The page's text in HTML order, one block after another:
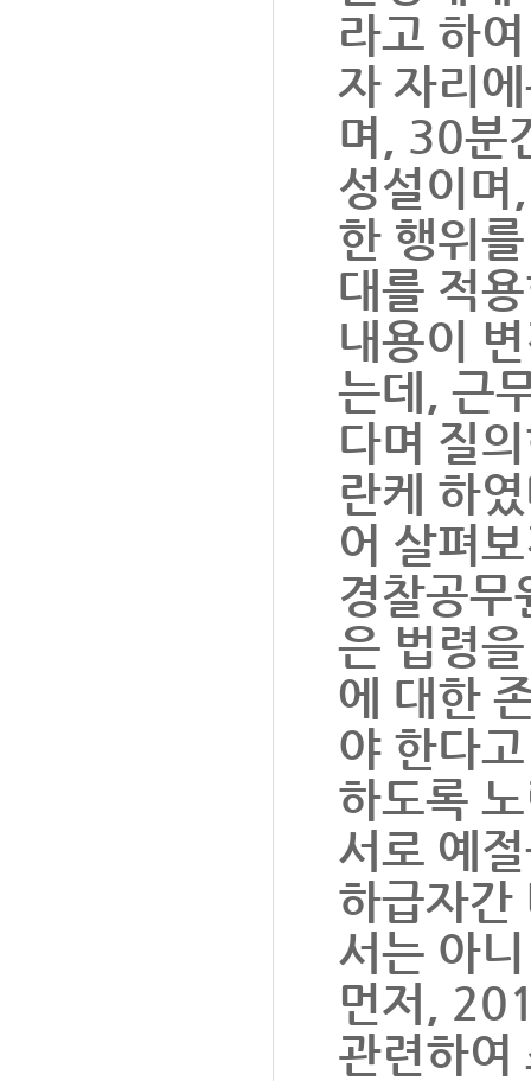
라고 하
자 자리
며, 30분
성설이며
한 행위
대를 적
내용이
는데, 근
다며 질
란케 하
어 살펴
경찰공
은 법령
에 대한
야 한다
하도록
서로 예
하급자간
서는 아
먼저,
관련하여